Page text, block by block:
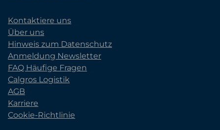
Kontaktiere uns
Über uns
Hinweis zum Datenschutz
Anmeldung Newsletter
FAQ Häufige Fragen
Calgros Logistik
AGB
Karriere
Cookie-Richtlinie